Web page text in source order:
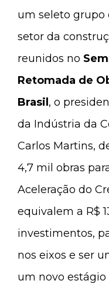
um seleto grupo
setor da
reunidos no
Retomada de
Brasil, o
da Indústria da
Carlos Martins,
4,7 mil obras
Aceleração do
equivalem a R$
investimentos,
nos eixos e ser
um novo